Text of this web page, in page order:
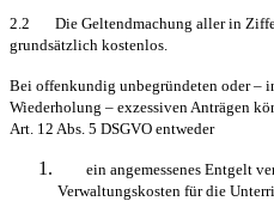
2.2 Die Geltendmachung aller in
grundsätzlich kostenlos.
Bei offenkundig unbegründeten oder –
Wiederholung – exzessiven Anträgen
Art. 12 Abs. 5 DSGVO entweder
ein angemessenes Entgelt
Verwaltungskosten für die